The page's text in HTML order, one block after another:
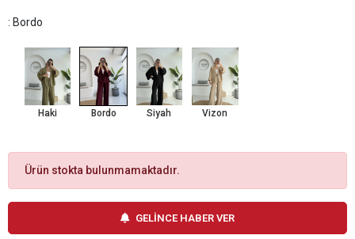
: Bordo
Haki Bordo Siyah Vizon
Ürün stokta bulunmamaktadır.
GELİNCE HABER VER